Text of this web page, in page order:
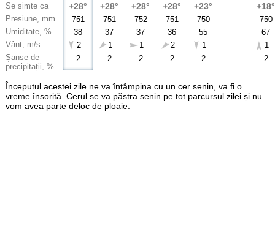
Se simte ca
Presiune, mm
Umiditate, %
Vânt, m/s
Șanse de
precipitații, %
+28°
751
38
2
2
+28°
751
37
1
2
+28°
752
37
1
2
+28°
751
36
2
2
+23°
750
55
1
2
+18°
750
67
1
2
Începutul acestei zile ne va întâmpina cu un cer senin, va fi o
vreme însorită. Cerul se va păstra senin pe tot parcursul zilei și nu
vom avea parte deloc de ploaie.